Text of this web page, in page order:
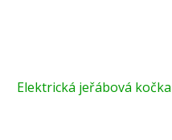
Elektrická jeřábová